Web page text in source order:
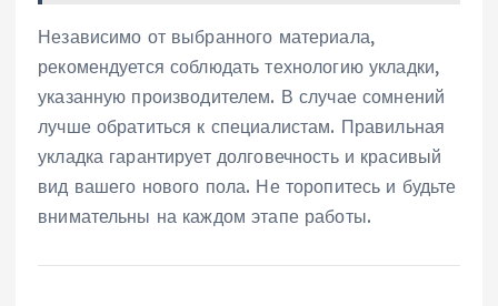
Независимо от выбранного материала,
рекомендуется соблюдать технологию укладки,
указанную производителем. В случае сомнений
лучше обратиться к специалистам. Правильная
укладка гарантирует долговечность и красивый
вид вашего нового пола. Не торопитесь и будьте
внимательны на каждом этапе работы.